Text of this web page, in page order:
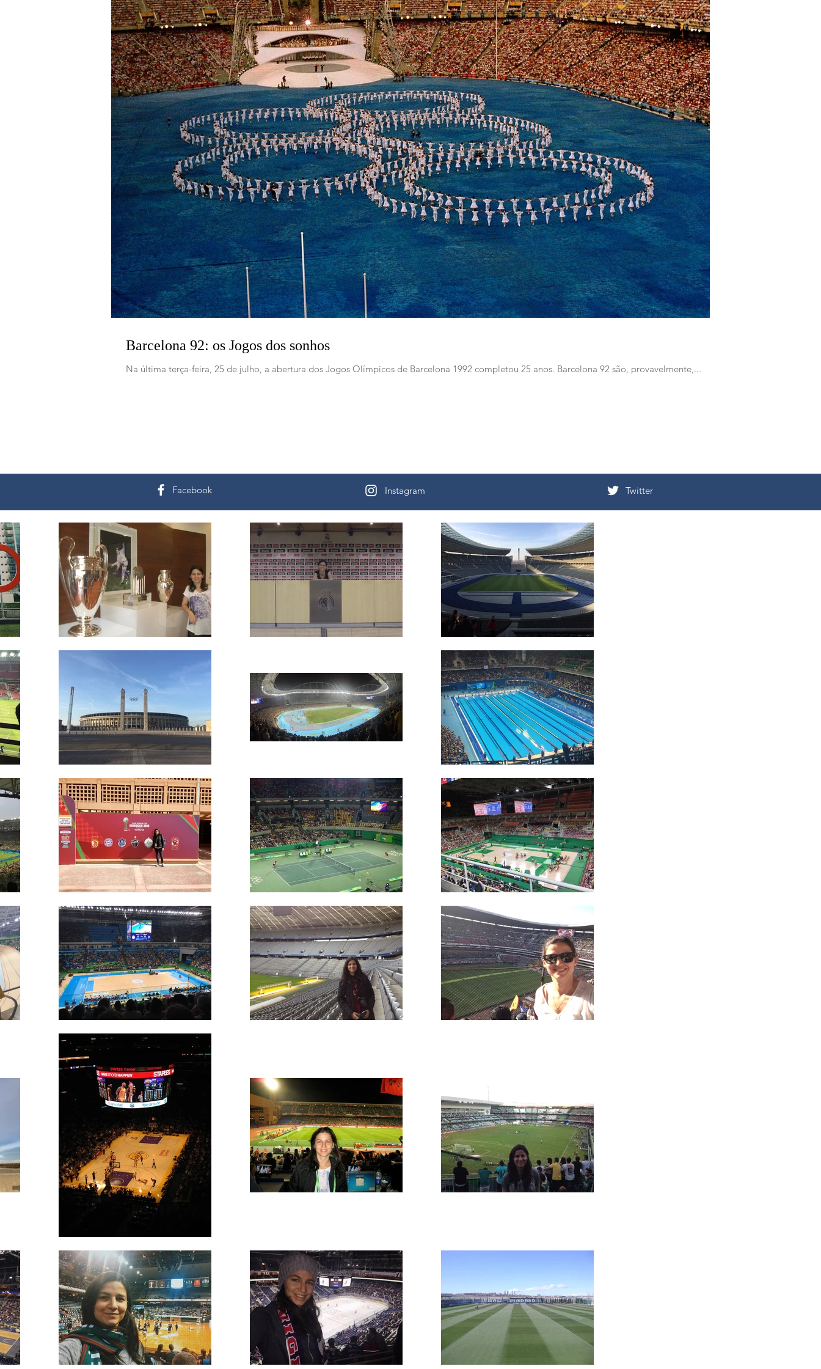
Barcelona 92: os Jogos dos sonhos
Na última terça-feira, 25 de julho, a abertura dos Jogos Olímpicos de Barcelona 1992 completou 25 anos. Barcelona 92 são, provavelmente,...
Facebook Instagram Twitter